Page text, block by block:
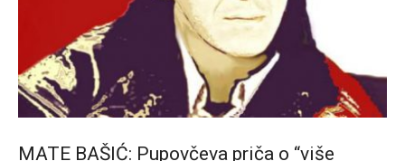
MATE BAŠIĆ: Pupovčeva priča o “više